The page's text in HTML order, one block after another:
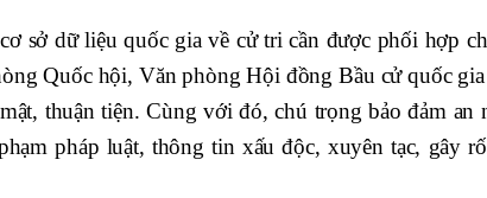
sở dữ liệu quốc gia về cử tri cần được phối hợp
Quốc hội, Văn phòng Hội đồng Bầu cử quốc gia
thuận tiện. Cùng với đó, chú trọng bảo đảm
pháp luật, thông tin xấu độc, xuyên tạc, gây